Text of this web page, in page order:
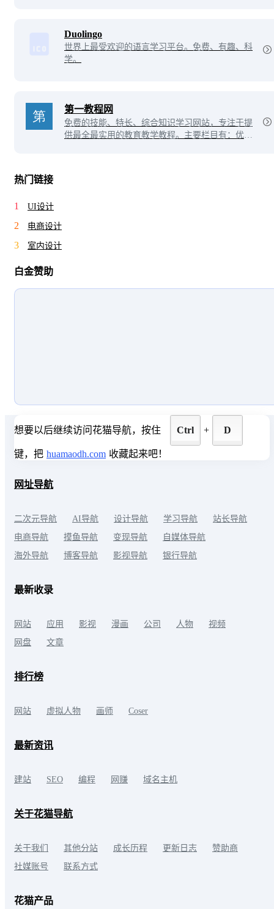
Duolingo
世界上最受欢迎的语言学习平台。免费、有趣、科
学。
第一教程网
免费的技能、特长、综合知识学习网站，专注于提
供最全最实用的教育教学教程。主要栏目有：优质
热门链接
1 UI设计
2 电商设计
3 室内设计
白金赞助
想要以后继续访问花猫导航，按住 Ctrl + D
键，把 huamaodh.com 收藏起来吧！
网址导航
二次元导航 AI导航 设计导航 学习导航
站长导航
电商导航
摸鱼导航 变现导航
自媒体导航
海外导航
博客导航 影视导航 银行导航
最新收录
网站 应用 影视 漫画 公司 人物
视频
网盘
文章
排行榜
网站 虚拟人物 画师 Coser
最新资讯
建站 SEO 编程 网赚 域名主机
关于花猫导航
关于我们 其他分站 成长历程 更新日志
赞助商
社媒账号
联系方式
花猫产品